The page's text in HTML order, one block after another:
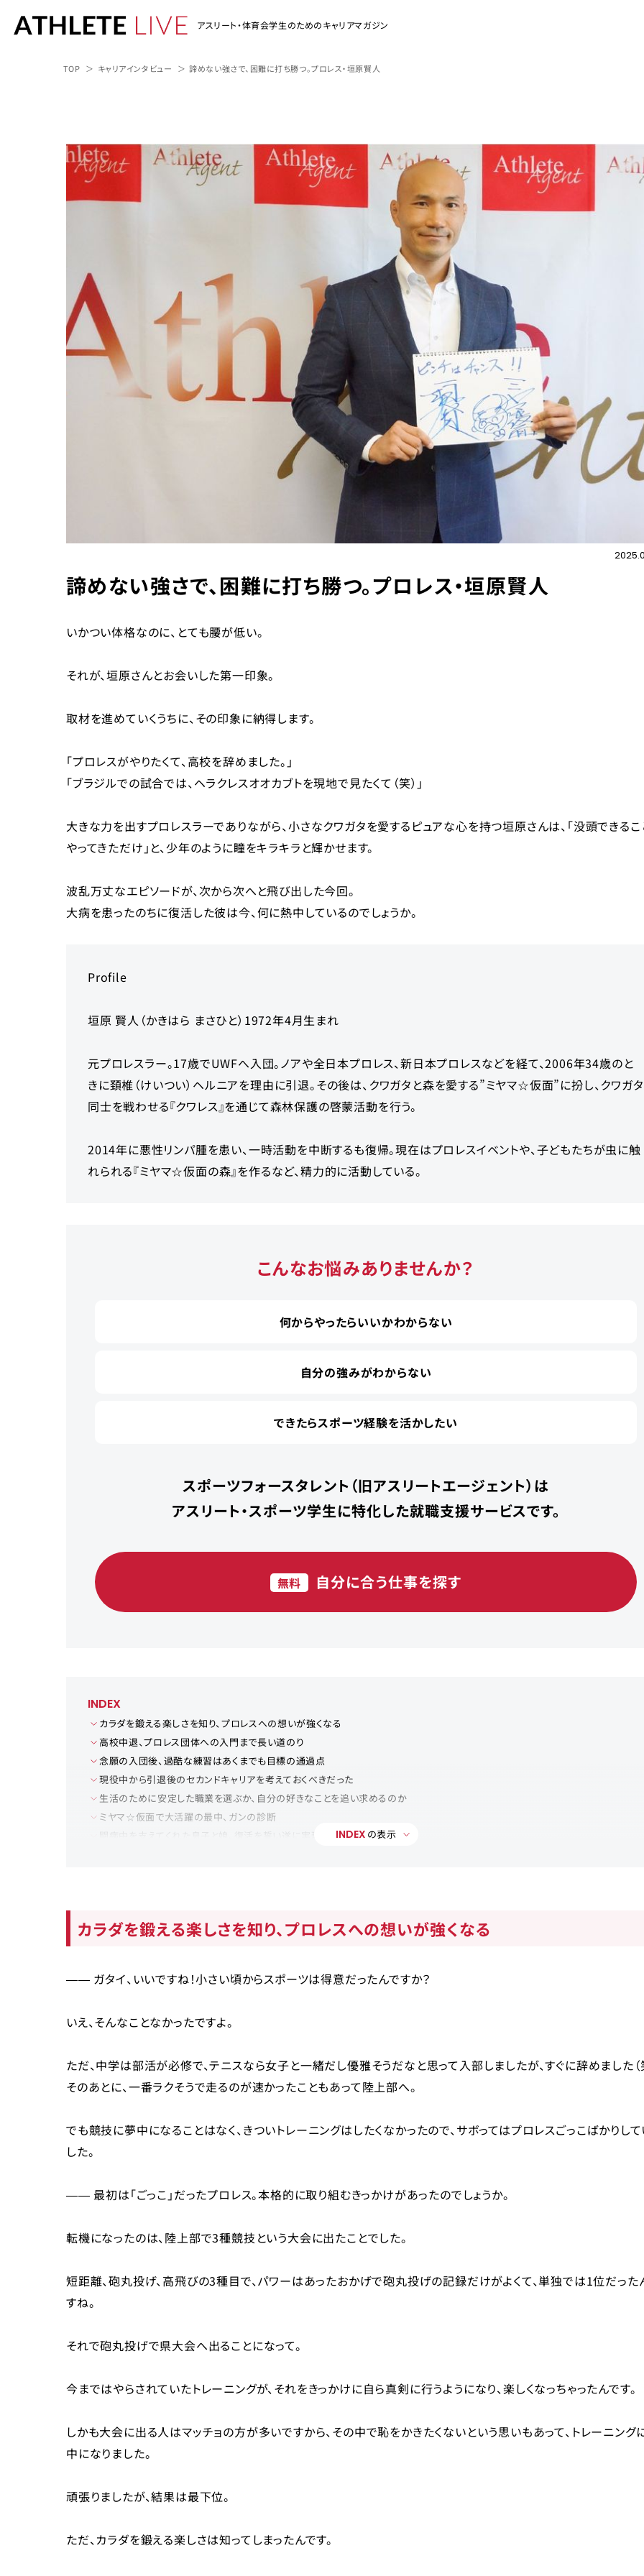
アスリート・体育会学生のためのキャリアマガジン
TOP キャリアインタビュー 諦めない強さで、困難に打ち勝つ。プロレス・垣原賢人
諦めない強さで、困難に打ち勝つ。プロレス・垣原賢人
いかつい体格なのに、とても腰が低い。
それが、垣原さんとお会いした第一印象。
取材を進めていくうちに、その印象に納得します。
「プロレスがやりたくて、高校を辞めました。」
「ブラジルでの試合では、ヘラクレスオオカブトを現地で見たくて（笑）」
大きな力を出すプロレスラーでありながら、小さなクワガタを愛するピュアな心を持つ垣原さんは、「没頭できる
やってきただけ」と、少年のように瞳をキラキラと輝かせます。
波乱万丈なエピソードが、次から次へと飛び出した今回。
大病を患ったのちに復活した彼は今、何に熱中しているのでしょうか。
Profile
垣原 賢人（かきはら まさひと）1972年4月生まれ
元プロレスラー。17歳でUWFへ入団。ノアや全日本プロレス、新日本プロレスなどを経て、2006年34歳のと
きに頚椎（けいつい）ヘルニアを理由に引退。その後は、クワガタと森を愛する”ミヤマ☆仮面”に扮し、クワガタ
同士を戦わせる『クワレス』を通じて森林保護の啓蒙活動を行う。
2014年に悪性リンパ腫を患い、一時活動を中断するも復帰。現在はプロレスイベントや、子どもたちが虫に触
れられる『ミヤマ☆仮面の森』を作るなど、精力的に活動している。
こんなお悩みありませんか？
何からやったらいいかわからない
自分の強みがわからない
できたらスポーツ経験を活かしたい
スポーツフォースタレント（旧アスリートエージェント）は
アスリート・スポーツ学生に特化した就職支援サービスです。
無料 自分に合う仕事を探す
INDEX
カラダを鍛える楽しさを知り、プロレスへの想いが強くなる
高校中退、プロレス団体への入門まで長い道のり
念願の入団後、過酷な練習はあくまでも目標の通過点
現役中から引退後のセカンドキャリアを考えておくべきだった
生活のために安定した職業を選ぶか、自分の好きなことを追い求めるのか
ミヤマ☆仮面で大活躍の最中、ガンの診断
INDEX の表示
カラダを鍛える楽しさを知り、プロレスへの想いが強くなる
―― ガタイ、いいですね！小さい頃からスポーツは得意だったんですか？
いえ、そんなことなかったですよ。
ただ、中学は部活が必修で、テニスなら女子と一緒だし優雅そうだなと思って入部しましたが、すぐに辞めました（
そのあとに、一番ラクそうで走るのが速かったこともあって陸上部へ。
でも競技に夢中になることはなく、きついトレーニングはしたくなかったので、サボってはプロレスごっこばかりし
した。
―― 最初は「ごっこ」だったプロレス。本格的に取り組むきっかけがあったのでしょうか。
転機になったのは、陸上部で3種競技という大会に出たことでした。
短距離、砲丸投げ、高飛びの3種目で、パワーはあったおかげで砲丸投げの記録だけがよくて、単独では1位だった
すね。
それで砲丸投げで県大会へ出ることになって。
今まではやらされていたトレーニングが、それをきっかけに自ら真剣に行うようになり、楽しくなっちゃったんです。
しかも大会に出る人はマッチョの方が多いですから、その中で恥をかきたくないという思いもあって、トレーニング
中になりました。
頑張りましたが、結果は最下位。
ただ、カラダを鍛える楽しさは知ってしまったんです。